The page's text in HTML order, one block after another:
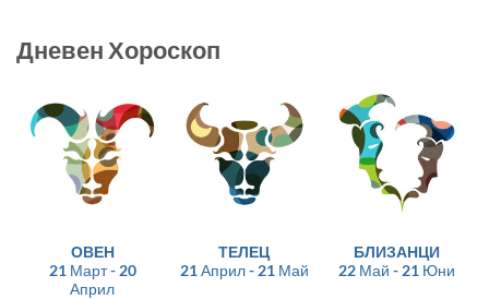
Дневен Хороскоп
ОВЕН
21 Март - 20
Април
ТЕЛЕЦ
21 Април - 21 Май
БЛИЗАНЦИ
22 Май - 21 Юни